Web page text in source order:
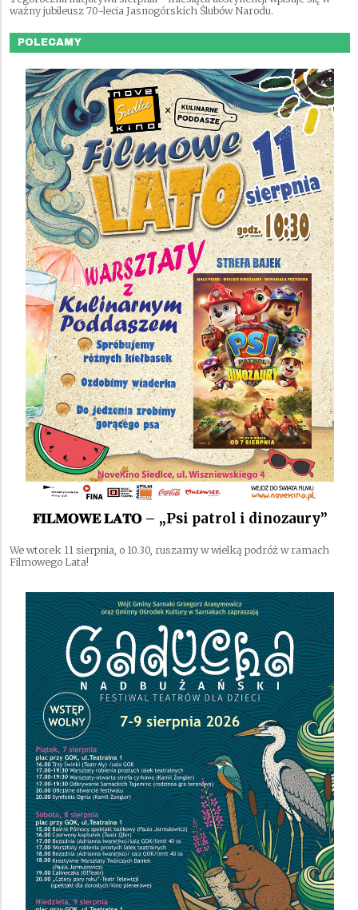
ważny jubileusz 70-lecia Jasnogórskich Ślubów Narodu.
POLECAMY
𝐅𝐈𝐋𝐌𝐎𝐖𝐄 𝐋𝐀𝐓𝐎 – „Psi patrol i dinozaury”
We wtorek 11 sierpnia, o 10.30, ruszamy w wielką podróż w ramach
Filmowego Lata!